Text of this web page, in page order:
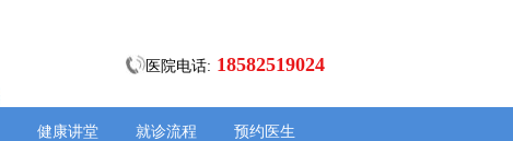
医院电话: 18582519024
健康讲堂 就诊流程 预约医生